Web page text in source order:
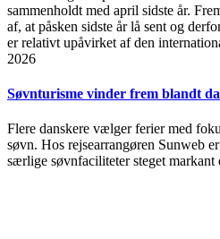
sammenholdt med april sidste år.
af, at påsken sidste år lå sent og
er relativt upåvirket af den
2026
Søvnturisme vinder frem blandt
Flere danskere vælger ferier med
søvn. Hos rejsearrangøren Sunweb
særlige søvnfaciliteter steget markant